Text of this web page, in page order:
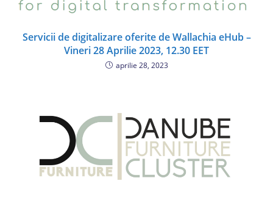
Servicii de digitalizare oferite de Wallachia eHub –
Vineri 28 Aprilie 2023, 12.30 EET
aprilie 28, 2023